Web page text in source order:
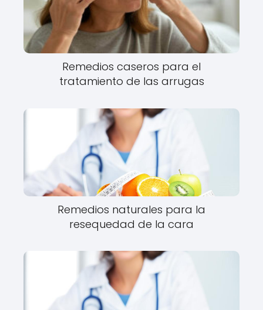
Remedios caseros para el
tratamiento de las arrugas
Remedios naturales para la
resequedad de la cara